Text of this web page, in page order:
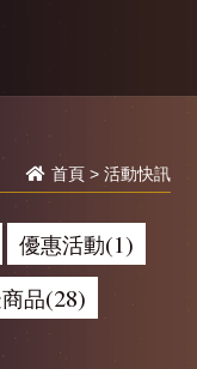
首頁> 活動快訊
優惠活動(1)
品(28)